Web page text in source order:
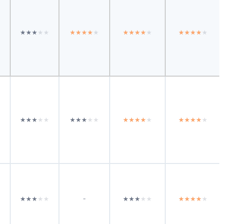
★★★★★
★★★★★ ★★★★★
★★★★★ ★★★★★
★★★★★ ★★★★★
★★★★★
★★★★★
★★★★★ ★★★★★
★★★★★ ★★★★★
★★★★★ ★★★★★
★★★★★
★★★★★
★★★★★ - ★★★★★
★★★★★ ★★★★★
★★★★★